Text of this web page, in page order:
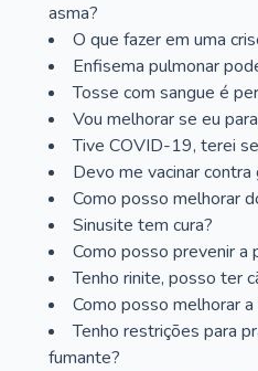
asma?
O que fazer em uma
Enfisema pulmonar
Tosse com sangue é
Vou melhorar se eu
Tive COVID-19, terei
Devo me vacinar contra
Como posso melhorar
Sinusite tem cura?
Como posso prevenir a
Tenho rinite, posso ter
Como posso melhorar
Tenho restrições para
fumante?